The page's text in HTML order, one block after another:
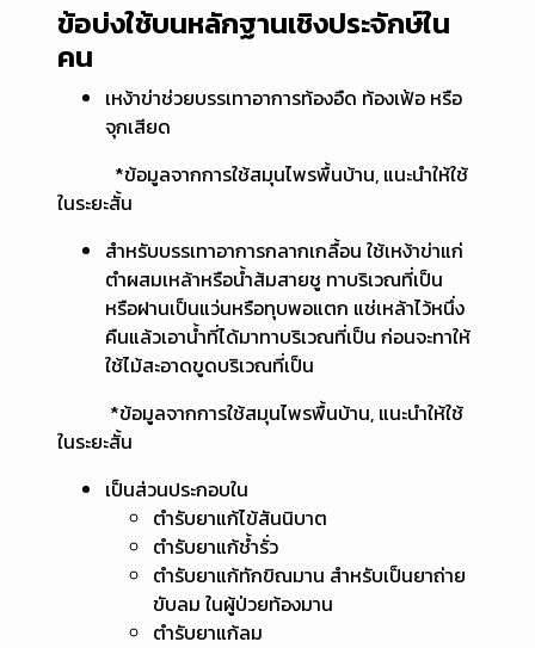
ข้อบ่งใช้บนหลักฐานเชิงประจักษ์ใน
คน
เหง้าข่าช่วยบรรเทาอาการท้องอืด ท้องเฟ้อ หรือ
จุกเสียด
*ข้อมูลจากการใช้สมุนไพรพื้นบ้าน, แนะนำให้ใช้
ในระยะสั้น
สำหรับบรรเทาอาการกลากเกลื้อน ใช้เหง้าข่าแก่
ตำผสมเหล้าหรือน้ำส้มสายชู ทาบริเวณที่เป็น
หรือฝานเป็นแว่นหรือทุบพอแตก แช่เหล้าไว้หนึ่ง
คืนแล้วเอาน้ำที่ได้มาทาบริเวณที่เป็น ก่อนจะทาให้
ใช้ไม้สะอาดขูดบริเวณที่เป็น
*ข้อมูลจากการใช้สมุนไพรพื้นบ้าน, แนะนำให้ใช้
ในระยะสั้น
เป็นส่วนประกอบใน
ตำรับยาแก้ไข้สันนิบาต
ตำรับยาแก้ช้ำรั่ว
ตำรับยาแก้ทักขิณมาน สำหรับเป็นยาถ่าย
ขับลม ในผู้ป่วยท้องมาน
ตำรับยาแก้ลม